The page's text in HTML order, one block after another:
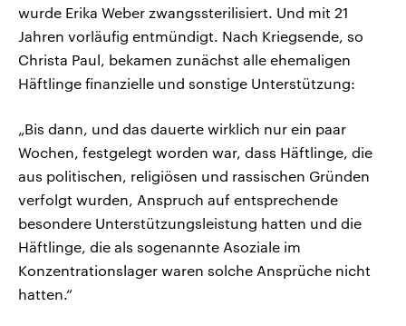
wurde Erika Weber zwangssterilisiert. Und mit 21
Jahren vorläufig entmündigt. Nach Kriegsende, so
Christa Paul, bekamen zunächst alle ehemaligen
Häftlinge finanzielle und sonstige Unterstützung:
„Bis dann, und das dauerte wirklich nur ein paar
Wochen, festgelegt worden war, dass Häftlinge, die
aus politischen, religiösen und rassischen Gründen
verfolgt wurden, Anspruch auf entsprechende
besondere Unterstützungsleistung hatten und die
Häftlinge, die als sogenannte Asoziale im
Konzentrationslager waren solche Ansprüche nicht
hatten.“